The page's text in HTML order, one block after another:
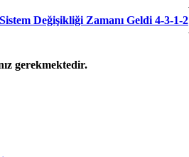
Sistem Değişikliği Zamanı Geldi 4-3-1-2
gerekmektedir.